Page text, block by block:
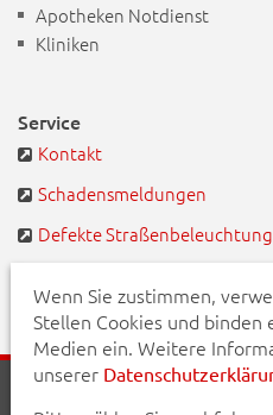
Apotheken Notdienst
Kliniken
Service
Kontakt
Schadensmeldungen
Defekte Straßenbeleuchtung
Wenn Sie zustimmen,
Stellen Cookies und binden
Medien ein. Weitere
unserer